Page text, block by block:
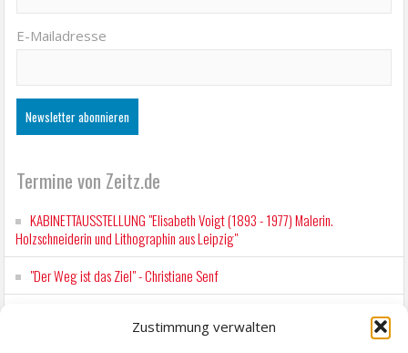
Zustimmung verwalten
E-Mailadresse
Termine von Zeitz.de
KABINETTAUSSTELLUNG "Elisabeth Voigt (1893 - 1977) Malerin.
Holzschneiderin und Lithographin aus Leipzig"
"Der Weg ist das Ziel" - Christiane Senf